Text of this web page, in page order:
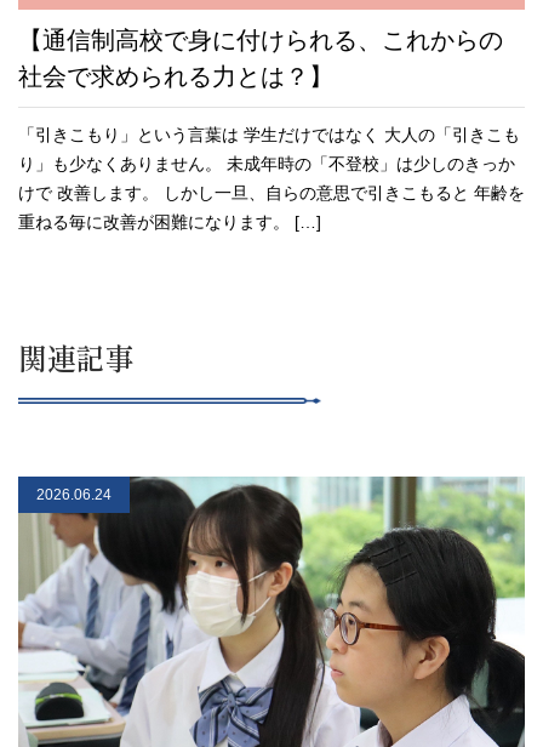
【通信制高校で身に付けられる、これからの
社会で求められる力とは？】
「引きこもり」という言葉は 学生だけではなく 大人の「引きこも
り」も少なくありません。 未成年時の「不登校」は少しのきっか
けで 改善します。 しかし一旦、自らの意思で引きこもると 年齢を
重ねる毎に改善が困難になります。 […]
関連記事
2026.06.24